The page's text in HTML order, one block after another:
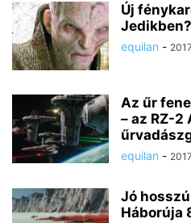
Új
equilan -
Az űr
– az RZ-2
equilan -
Jó
Háborúja